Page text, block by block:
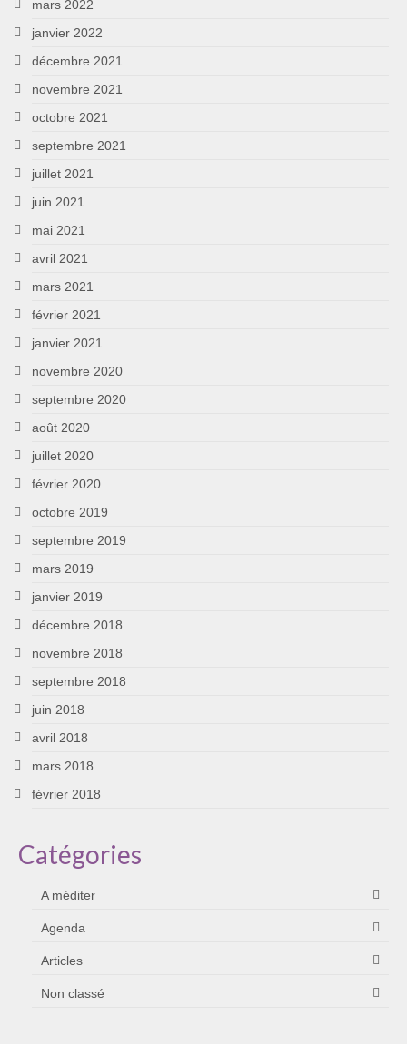
mars 2022
janvier 2022
décembre 2021
novembre 2021
octobre 2021
septembre 2021
juillet 2021
juin 2021
mai 2021
avril 2021
mars 2021
février 2021
janvier 2021
novembre 2020
septembre 2020
août 2020
juillet 2020
février 2020
octobre 2019
septembre 2019
mars 2019
janvier 2019
décembre 2018
novembre 2018
septembre 2018
juin 2018
avril 2018
mars 2018
février 2018
Catégories
A méditer
Agenda
Articles
Non classé